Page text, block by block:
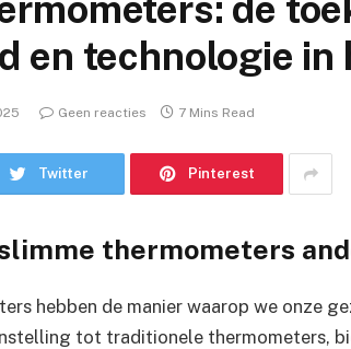
de
en technologie in
Geen reacties 7 Mins Read
Twitter Pinterest
thermometers
hebben de manier waarop we onze
tot traditionele thermometers,